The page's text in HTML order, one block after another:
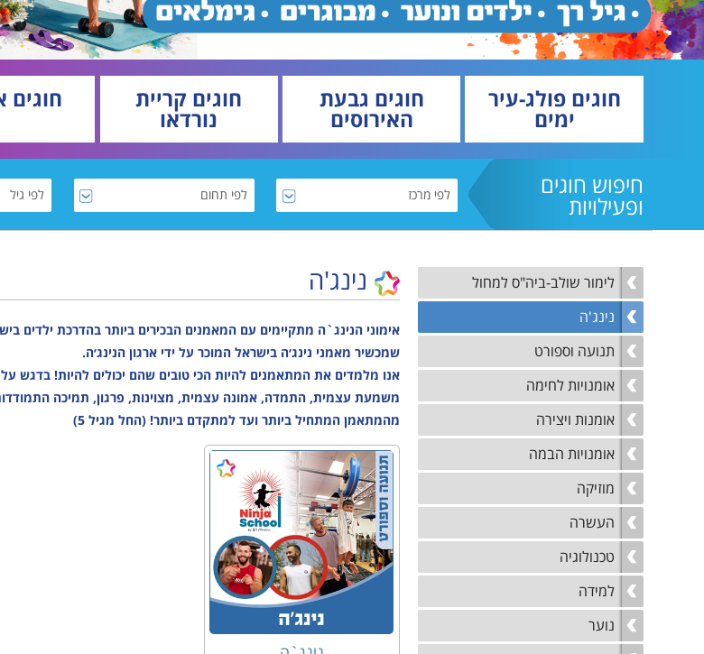
קיץ
נהלי הרשמה לקייטנות
הקיץ
נגישות והשתלבות
למידה
נוער
מבוגרים
לו"ז מערכת חוגים
מבוגרים
גמלאים
נגישות והשתלבות
לו"ז מערכת חוגים
למידה
מוזיקה
מבוגרים
לוח חופשות חוגים
מבוגרים
נגישות
לוח חופשות
חוגים פולג-עיר
ימים
חוגים גבעת
האירוסים
חוגים קריית
נורדאו
חוגים
חיפוש חוגים
ופעילויות
לימור שולב-ביה"ס למחול
נינג'ה
תנועה וספורט
אומנויות לחימה
אומנות ויצירה
אומנויות הבמה
מוזיקה
העשרה
טכנולוגיה
למידה
נוער
נינג'ה
אימוני הנינג`ה מתקיימים עם המאמנים הבכירים ביותר בהדרכת ילדים
שמכשיר מאמני נינג׳ה בישראל המוכר על ידי ארגון הנינג׳ה.
אנו מלמדים את המתאמנים להיות הכי טובים שהם יכולים להיות! בדגש על
משמעת עצמית, התמדה, אמונה עצמית, מצוינות, פרגון, תמיכה
מהמתאמן המתחיל ביותר ועד למתקדם ביותר! (החל מגיל 5)